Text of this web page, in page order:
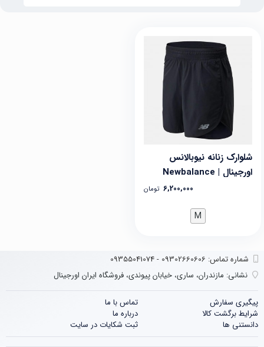
شلوارک زنانه نیوبالانس
اورجینال | Newbalance
6,200,000 تومان
M
شماره تماس‌: 09302660606 - 09355041074
نشانی: مازندران، ساری، خیابان پیوندی، فروشگاه ایران اورجینال
پیگیری سفارش
تماس با ما
شرایط برگشت کالا
درباره ما
دانستنی ها
ثبت شکایات در سایت